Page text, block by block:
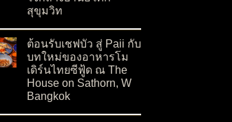
สุขุมวิท
ต้อนรับเชฟบัว สู่ Paii กับ
บทใหม่ของอาหารโม
เดิร์นไทยซีฟู้ด ณ The
House on Sathorn, W
Bangkok